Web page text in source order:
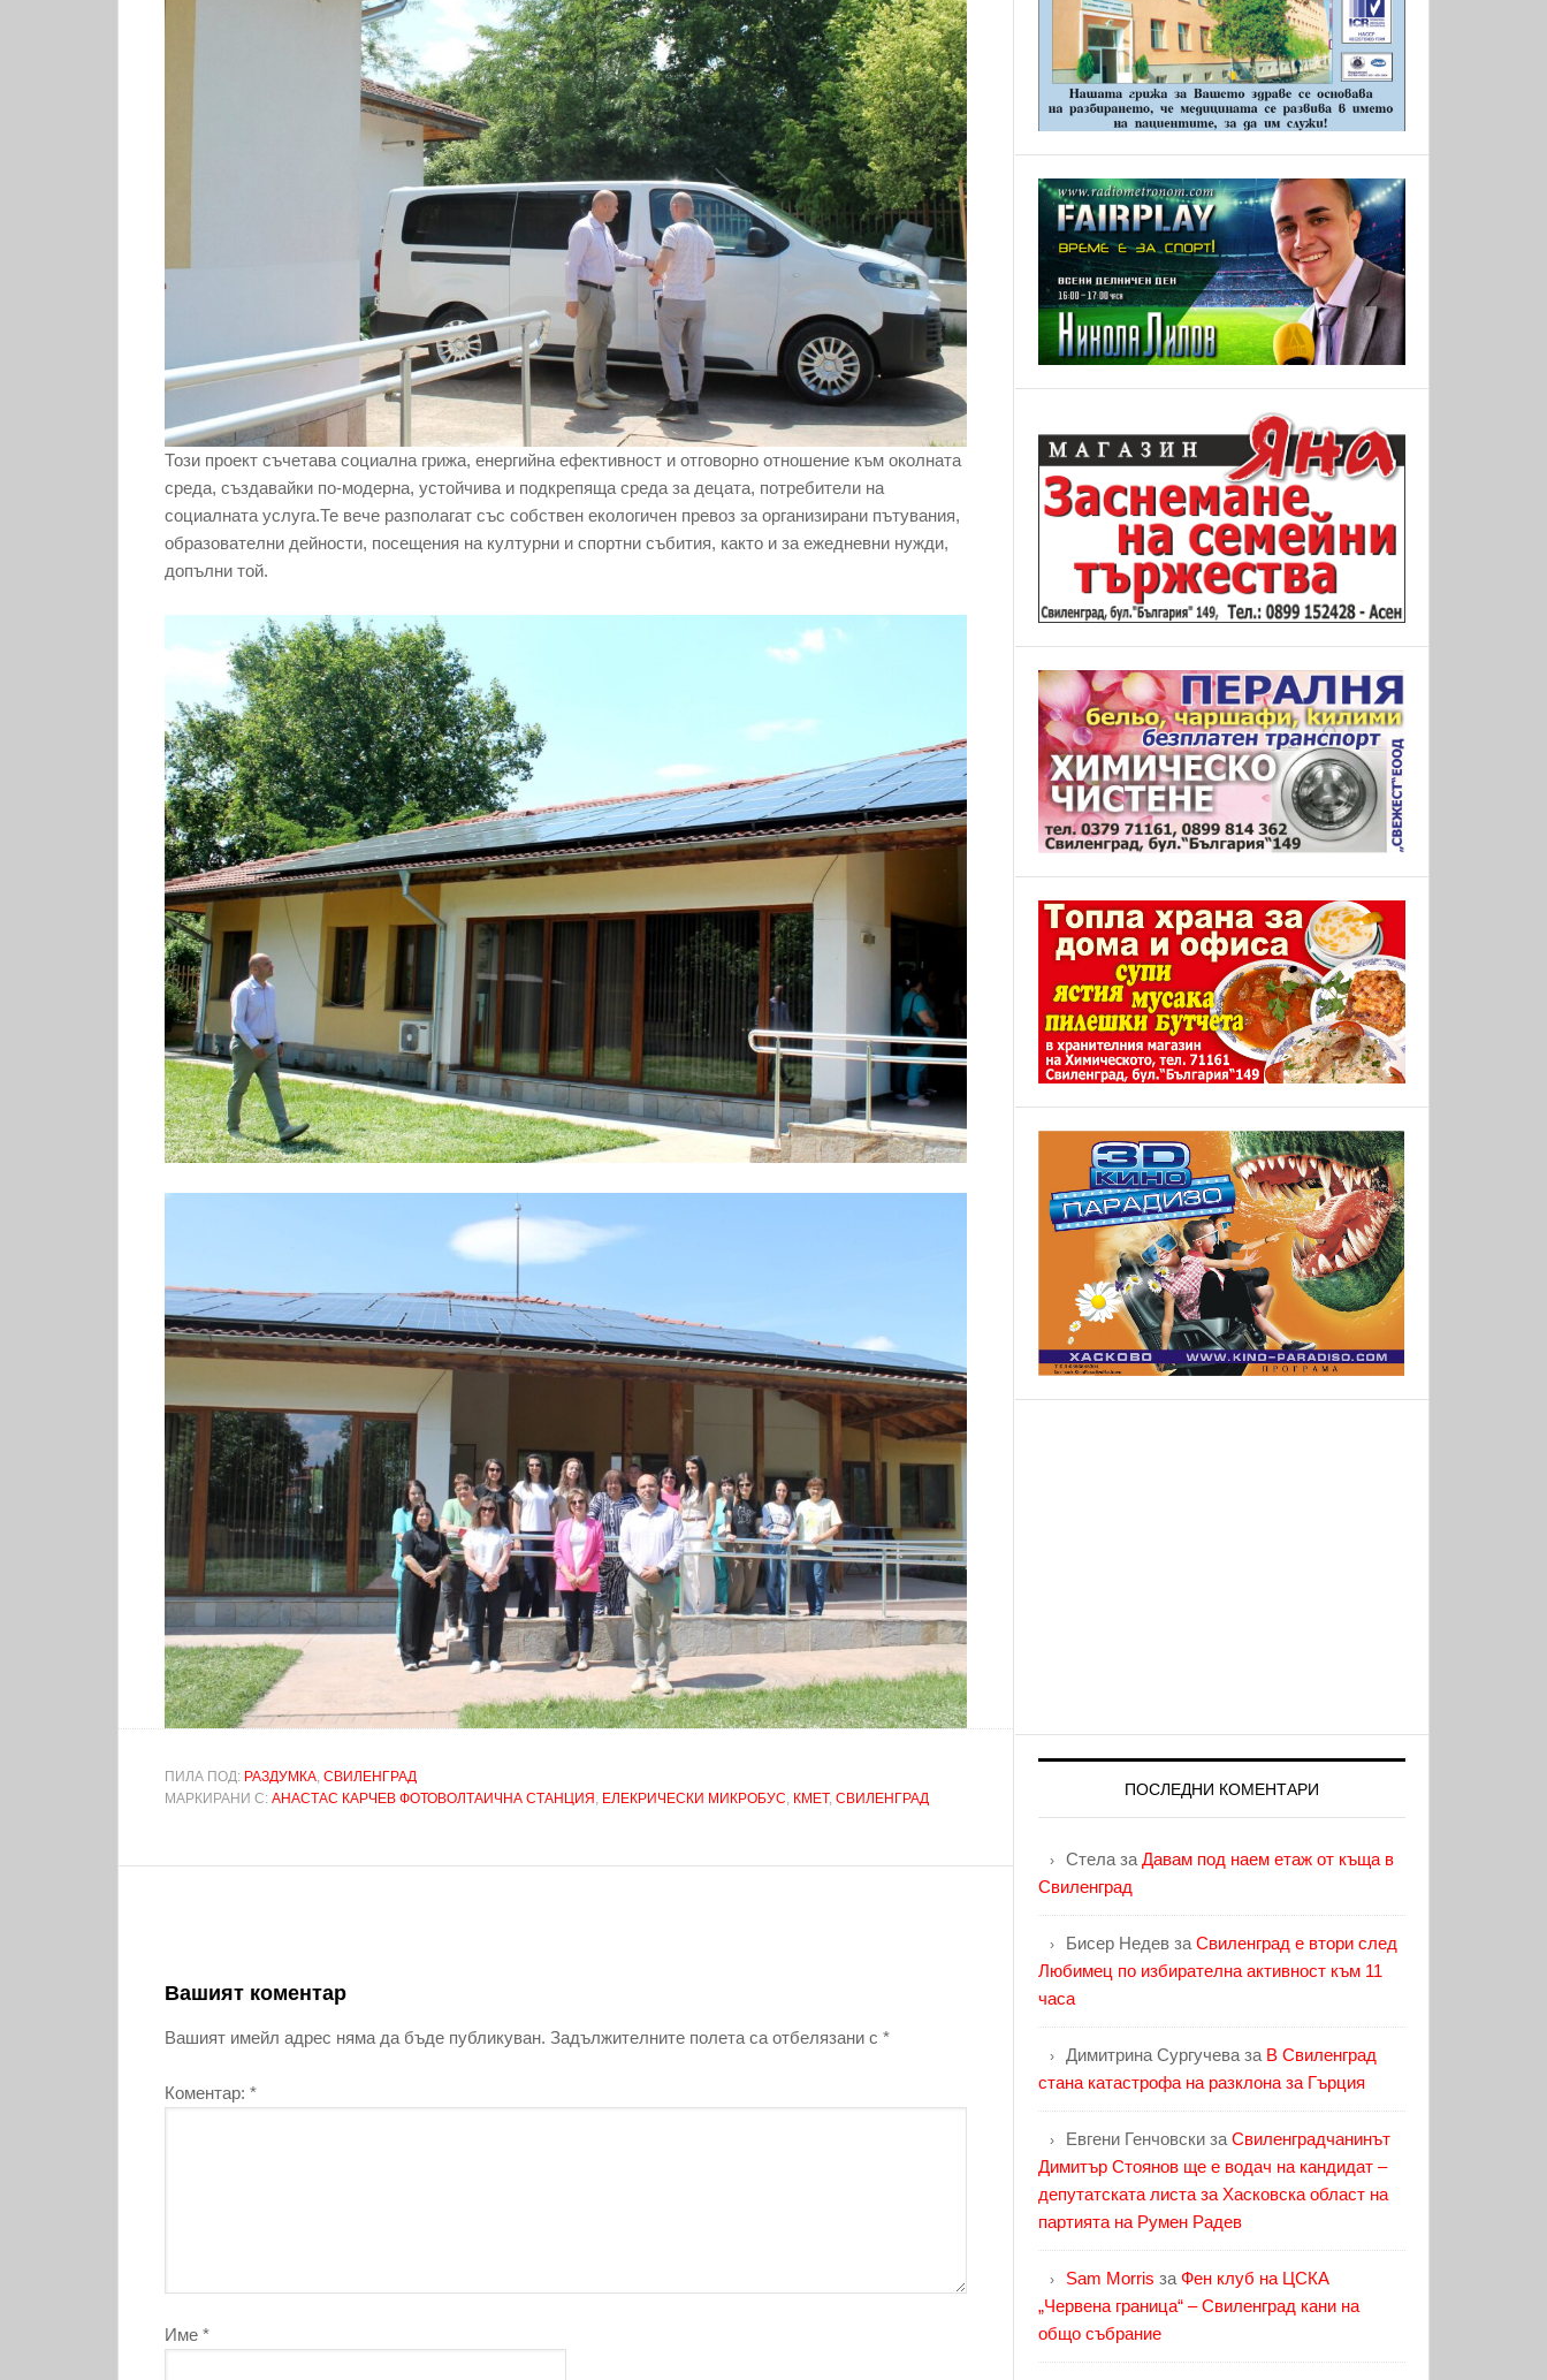
Този проект съчетава социална грижа, енергийна ефективност и отговорно отношение към околната
среда, създавайки по-модерна, устойчива и подкрепяща среда за децата, потребители на
социалната услуга.Те вече разполагат със собствен екологичен превоз за организирани пътувания,
образователни дейности, посещения на културни и спортни събития, както и за ежедневни нужди,
допълни той.
ПИЛА ПОД: РАЗДУМКА СВИЛЕНГРАД
МАРКИРАНИ С: АНАСТАС КАРЧЕВ ФОТОВОЛТАИЧНА СТАНЦИЯ ЕЛЕКРИЧЕСКИ МИКРОБУС КМЕТ, СВИЛЕНГРАД
Вашият коментар
Вашият имейл адрес няма да бъде публикуван. Задължителните полета са отбелязани с *
Коментар: *
Име *
ПОСЛЕДНИ КОМЕНТАРИ
Стела за Давам под наем етаж от къща в
Свиленград
Бисер Недев за Свиленград е втори след
Любимец по избирателна активност към 11
часа
Димитрина Сургучева за В Свиленград
стана катастрофа на разклона за Гърция
Евгени Генчовски за Свиленградчанинът
Димитър Стоянов ще е водач на кандидат –
депутатската листа за Хасковска област на
партията на Румен Радев
Sam Morris за Фен клуб на ЦСКА
„Червена граница“ – Свиленград кани на
общо събрание